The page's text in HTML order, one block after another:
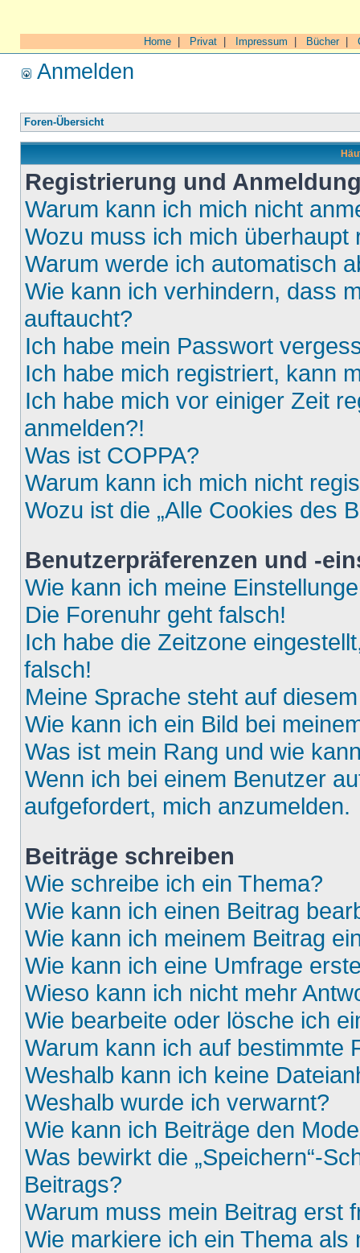
Home Privat Impressum Bücher|
Anmelden
Foren-Übersicht
Registrierung und
Warum kann ich mich nicht
Wozu muss ich mich überhaupt
Warum werde ich automatisch
Wie kann ich verhindern, dass
auftaucht?
Ich habe mein Passwort
Ich habe mich registriert, kann
Ich habe mich vor einiger Zeit
anmelden?!
Was ist COPPA?
Warum kann ich mich nicht
Wozu ist die „Alle Cookies des
Benutzerpräferenzen und -
Wie kann ich meine
Die Forenuhr geht falsch!
Ich habe die Zeitzone
falsch!
Meine Sprache steht auf
Wie kann ich ein Bild bei
Was ist mein Rang und wie
Wenn ich bei einem Benutzer
aufgefordert, mich anzumelden.
Beiträge schreiben
Wie schreibe ich ein Thema?
Wie kann ich einen Beitrag
Wie kann ich meinem Beitrag
Wie kann ich eine Umfrage
Wieso kann ich nicht mehr
Wie bearbeite oder lösche ich
Warum kann ich auf bestimmte
Weshalb kann ich keine
Weshalb wurde ich verwarnt?
Wie kann ich Beiträge den
Was bewirkt die „Speichern“-
Beitrags?
Warum muss mein Beitrag erst
Wie markiere ich ein Thema als